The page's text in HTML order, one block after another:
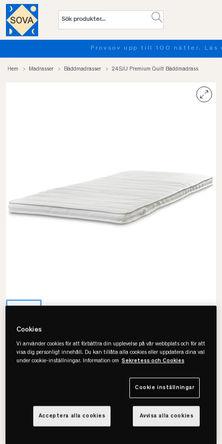
Provsov upp till 100 nätter. Läs mer
Hem Madrasser Bäddmadrasser 24SJU Premium Quilt Bäddmadrass
24SJU
Premium Quilt Bäddmadrass
• Polyeterskum & hålfibervadd
Cookies
Vi använder cookies för att förbättra din upplevelse på vår webbplats och för att
visa dig personligt innehåll. Du kan tillåta alla cookies eller uppdatera dina val
under cookie-inställningar. Information om Sekretess och Cookies
Cookie inställningar
Avvisa alla cookies
Acceptera alla cookies